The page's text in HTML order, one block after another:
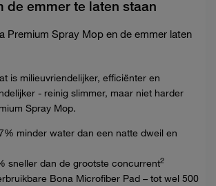
de emmer te laten staan
Premium Spray Mop en de emmer laten
is milieuvriendelijker, efficiënter en
- reinig slimmer, maar niet harder
Spray Mop.
minder water dan een natte dweil en
sneller dan de grootste concurrent2
Bona Microfiber Pad – tot wel 500